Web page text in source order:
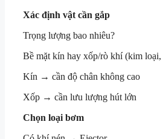
Xác định vật cần gắp
Trọng lượng bao nhiêu?
Bề mặt kín hay xốp/rò khí (kim
Kín → cần độ chân không cao
Xốp → cần lưu lượng hút lớn
Chọn loại bơm